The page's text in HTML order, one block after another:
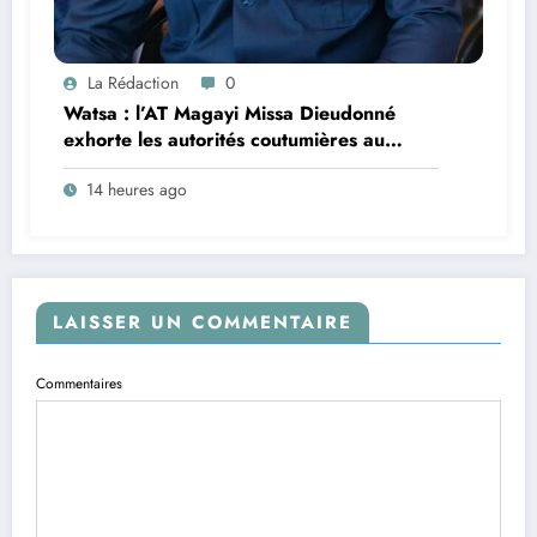
La Rédaction 0
Watsa : l’AT Magayi Missa Dieudonné
exhorte les autorités coutumières au
recensement et à l’identification de la
population en vue de renforcer la
14 heures ago
LAISSER UN COMMENTAIRE
Commentaires